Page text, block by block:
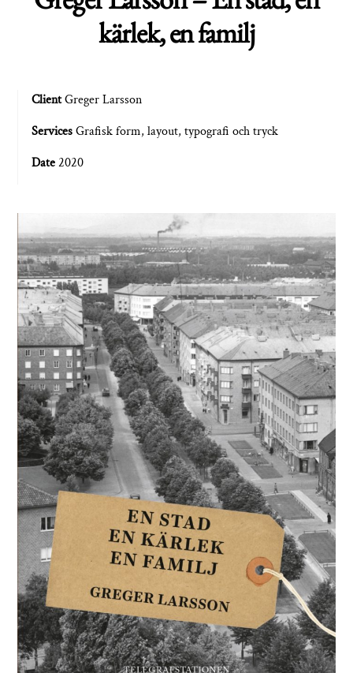
kärlek, en familj
ClientGreger Larsson
ServicesGrafisk form, layout, typografi och tryck
Date2020